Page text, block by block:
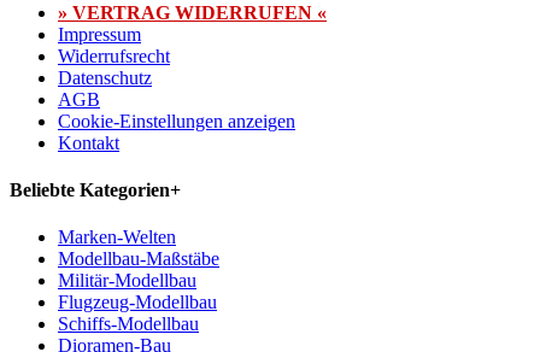
» VERTRAG WIDERRUFEN «
Impressum
Widerrufsrecht
Datenschutz
AGB
Cookie-Einstellungen anzeigen
Kontakt
Beliebte Kategorien+
Marken-Welten
Modellbau-Maßstäbe
Militär-Modellbau
Flugzeug-Modellbau
Schiffs-Modellbau
Dioramen-Bau